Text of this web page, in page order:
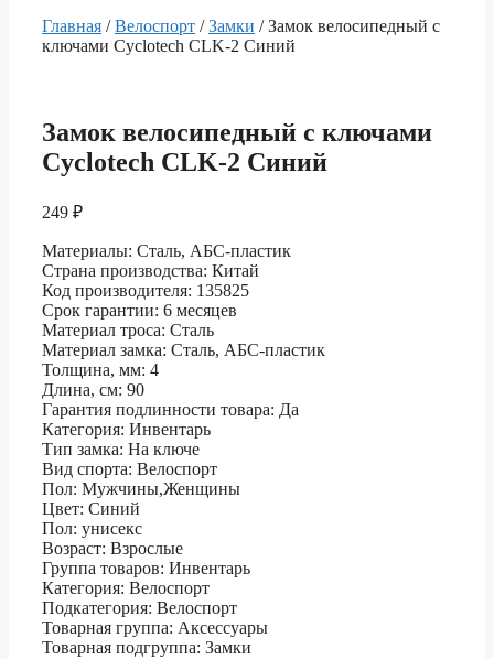
Главная /Велоспорт /Замки / Замок велосипедный с
ключами Cyclotech CLK-2 Синий
Замок велосипедный с ключами
Cyclotech CLK-2 Синий
249 ₽
Материалы: Сталь, АБС-пластик
Страна производства: Китай
Код производителя: 135825
Срок гарантии: 6 месяцев
Материал троса: Сталь
Материал замка: Сталь, АБС-пластик
Толщина, мм: 4
Длина, см: 90
Гарантия подлинности товара: Да
Категория: Инвентарь
Тип замка: На ключе
Вид спорта: Велоспорт
Пол: Мужчины,Женщины
Цвет: Синий
Пол: унисекс
Возраст: Взрослые
Группа товаров: Инвентарь
Категория: Велоспорт
Подкатегория: Велоспорт
Товарная группа: Аксессуары
Товарная подгруппа: Замки